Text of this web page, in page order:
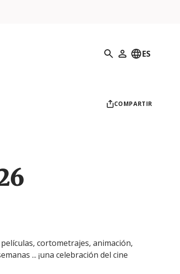
Búsqueda
Mi perfil
ES
COMPARTIR
cortometrajes, animación,
... ¡una celebración del cine